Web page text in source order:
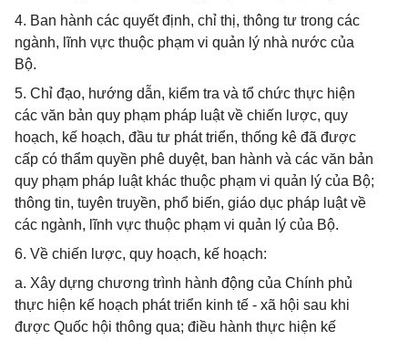
4. Ban hành các quyết định, chỉ thị, thông tư trong các
ngành, lĩnh vực thuộc phạm vi quản lý nhà nước của
Bộ.
5. Chỉ đạo, hướng dẫn, kiểm tra và tổ chức thực hiện
các văn bản quy phạm pháp luật về chiến lược, quy
hoạch, kế hoạch, đầu tư phát triển, thống kê đã được
cấp có thẩm quyền phê duyệt, ban hành và các văn bản
quy phạm pháp luật khác thuộc phạm vi quản lý của Bộ;
thông tin, tuyên truyền, phổ biến, giáo dục pháp luật về
các ngành, lĩnh vực thuộc phạm vi quản lý của Bộ.
6. Về chiến lược, quy hoạch, kế hoạch:
a. Xây dựng chương trình hành động của Chính phủ
thực hiện kế hoạch phát triển kinh tế - xã hội sau khi
được Quốc hội thông qua; điều hành thực hiện kế